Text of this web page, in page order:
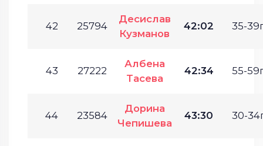
42 25794
Десислав
Кузманов
42:02 35-
43 27222
Албена
Тасева
42:34 55-
44 23584
Дорина
Чепишева
43:30 30-